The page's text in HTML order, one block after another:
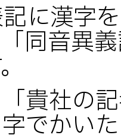
に漢字
同音異
貴社の
でかい